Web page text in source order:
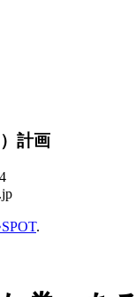
計画
.